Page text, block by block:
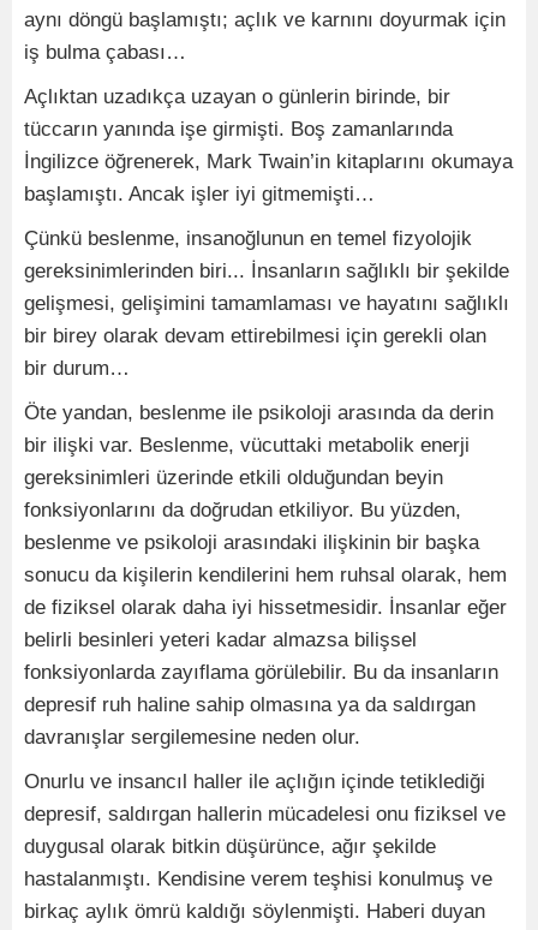
aynı döngü başlamıştı; açlık ve karnını doyurmak için
iş bulma çabası…
Açlıktan uzadıkça uzayan o günlerin birinde, bir
tüccarın yanında işe girmişti. Boş zamanlarında
İngilizce öğrenerek, Mark Twain’in kitaplarını okumaya
başlamıştı. Ancak işler iyi gitmemişti…
Çünkü beslenme, insanoğlunun en temel fizyolojik
gereksinimlerinden biri... İnsanların sağlıklı bir şekilde
gelişmesi, gelişimini tamamlaması ve hayatını sağlıklı
bir birey olarak devam ettirebilmesi için gerekli olan
bir durum…
Öte yandan, beslenme ile psikoloji arasında da derin
bir ilişki var. Beslenme, vücuttaki metabolik enerji
gereksinimleri üzerinde etkili olduğundan beyin
fonksiyonlarını da doğrudan etkiliyor. Bu yüzden,
beslenme ve psikoloji arasındaki ilişkinin bir başka
sonucu da kişilerin kendilerini hem ruhsal olarak, hem
de fiziksel olarak daha iyi hissetmesidir. İnsanlar eğer
belirli besinleri yeteri kadar almazsa bilişsel
fonksiyonlarda zayıflama görülebilir. Bu da insanların
depresif ruh haline sahip olmasına ya da saldırgan
davranışlar sergilemesine neden olur.
Onurlu ve insancıl haller ile açlığın içinde tetiklediği
depresif, saldırgan hallerin mücadelesi onu fiziksel ve
duygusal olarak bitkin düşürünce, ağır şekilde
hastalanmıştı. Kendisine verem teşhisi konulmuş ve
birkaç aylık ömrü kaldığı söylenmişti. Haberi duyan